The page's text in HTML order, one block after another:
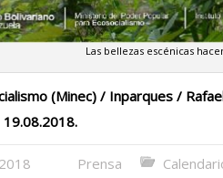
Las bellezas escénicas
(Minec) / Inparques /
19.08.2018.
Prensa